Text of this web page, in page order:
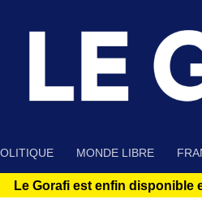
MONDE LIBRE
Le Gorafi est enfin disponible